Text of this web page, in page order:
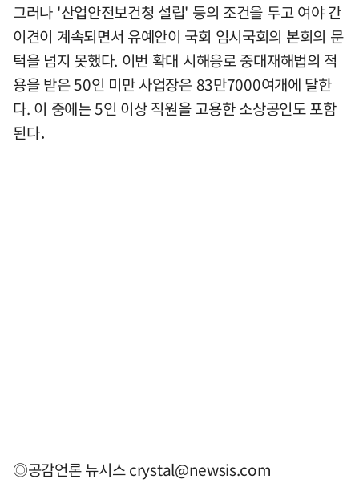
그러나 '산업안전보건청 설립' 등의 조건을 두고 여야 간
이견이 계속되면서 유예안이 국회 임시국회의 본회의 문
턱을 넘지 못했다. 이번 확대 시해응로 중대재해법의 적
용을 받은 50인 미만 사업장은 83만7000여개에 달한
다. 이 중에는 5인 이상 직원을 고용한 소상공인도 포함
된다．
◎공감언론 뉴시스crystal@newsis.com